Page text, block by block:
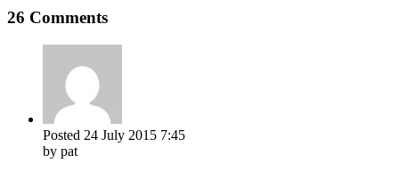
26 Comments
Posted 24 July 2015 7:45
by pat